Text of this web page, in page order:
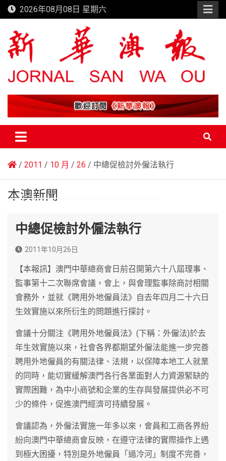
Skip
to
content
2026年08月08日 星期六
新華澳報
2011 10 月 26 中總促檢討外僱法執行
本澳新聞
中總促檢討外僱法執行
2011年10月26日
【本報訊】澳門中華總商會日前召開第六十八屆理事、
監事第十二次聯席會議，會上，與會理監事除商討相關
會務外，並就《聘用外地僱員法》自去年四月二十六日
生效實施以來所衍生的問題進行探討。
會議十分關注《聘用外地僱員法》(下稱：外僱法)於去
年生效實施以來，社會各界都期望外僱法能進一步完善
聘用外地僱員的有關法律、法規，以保障本地工人就業
的同時，能切實緩解澳門各行各業面對人力資源緊缺的
實際困難，為中小商號和企業的生存與發展提供必不可
少的條件，促進澳門經濟可持續發展。
會議認為，外僱法實施一年多以來，會員和工商各界紛
紛向澳門中華總商會反映，在遵守法律的實際操作上遇
到極大困擾，特別是外地僱員「過冷河」制度不完善，